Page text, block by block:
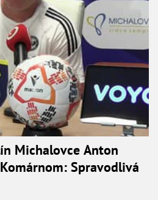
Michalovce Anton
Spravodlivá